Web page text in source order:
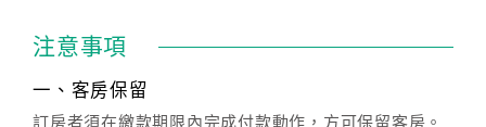
注意事項
一、客房保留
訂房者須在繳款期限內完成付款動作，方可保留客房。